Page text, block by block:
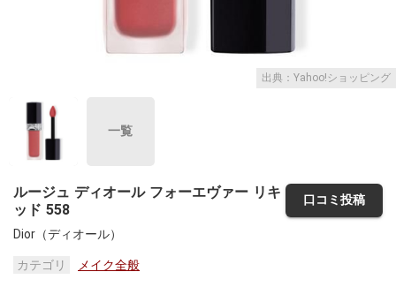
出典：Yahoo!ショッピング
一覧
ルージュ ディオール フォーエヴァー リキ
ッド 558
Dior（ディオール）
口コミ投稿
カテゴリ メイク全般